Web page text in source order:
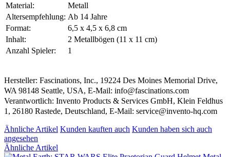
Material:
Metall
Altersempfehlung: Ab 14 Jahre
Format:
6,5 x 4,5 x 6,8 cm
Inhalt:
2 Metallbögen (11 x 11 cm)
Anzahl Spieler:
1
Hersteller: Fascinations, Inc., 19224 Des Moines Memorial Drive,
WA 98148 Seattle, USA, E-Mail: info@fascinations.com
Verantwortlich: Invento Products & Services GmbH, Klein Feldhus
1, 26180 Rastede, Deutschland, E-Mail: service@invento-hq.com
Ähnliche Artikel Kunden kauften auch Kunden haben sich auch
angesehen
Ähnliche Artikel